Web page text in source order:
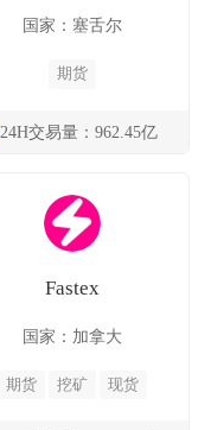
国家：塞舌尔
期货
24H交易量：962.45亿
Fastex
国家：加拿大
期货 挖矿 现货